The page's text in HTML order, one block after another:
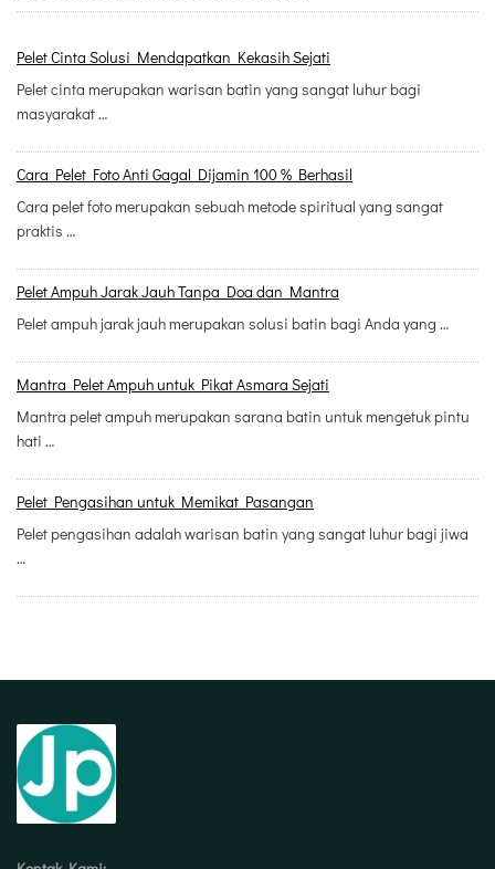
Pelet Cinta Solusi Mendapatkan Kekasih Sejati
Pelet cinta merupakan warisan batin yang sangat luhur bagi
masyarakat …
Cara Pelet Foto Anti Gagal Dijamin 100 % Berhasil
Cara pelet foto merupakan sebuah metode spiritual yang sangat
praktis …
Pelet Ampuh Jarak Jauh Tanpa Doa dan Mantra
Pelet ampuh jarak jauh merupakan solusi batin bagi Anda yang …
Mantra Pelet Ampuh untuk Pikat Asmara Sejati
Mantra pelet ampuh merupakan sarana batin untuk mengetuk pintu
hati …
Pelet Pengasihan untuk Memikat Pasangan
Pelet pengasihan adalah warisan batin yang sangat luhur bagi jiwa
…